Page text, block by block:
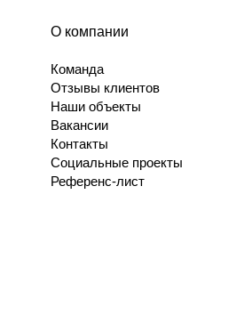
О компании
Команда
Отзывы клиентов
Наши объекты
Вакансии
Контакты
Социальные проекты
Референс-лист